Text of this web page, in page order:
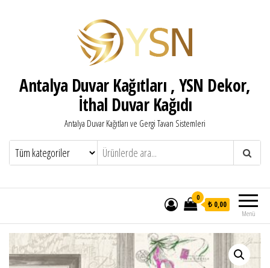
Antalya Duvar Kağıtları , YSN Dekor,
İthal Duvar Kağıdı
Antalya Duvar Kağıtları ve Gergi Tavan Sistemleri
Menü
0
₺ 0,00